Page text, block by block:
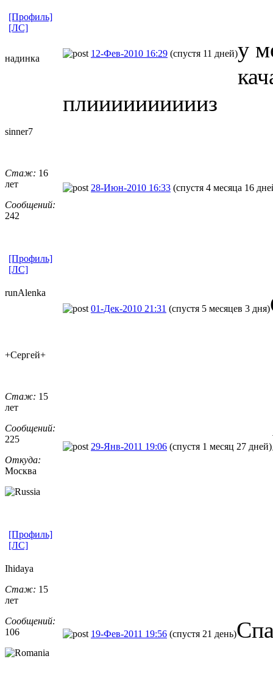
[Профиль]
[ЛС]
надинка 12-Фев-2010 16:29 (спустя 11 дней)у
плииииииииииз
sinner7
Стаж: 16
лет
Сообщений:
242
28-Июн-2010 16:33 (спустя 4 месяца 16
[Профиль]
[ЛС]
runAlenka
01-Дек-2010 21:31 (спустя 5 месяцев 3 дня)
+Сергей+
Стаж: 15
лет
Сообщений:
225
Откуда:
Москва
29-Янв-2011 19:06 (спустя 1 месяц 27 дней)
[Профиль]
[ЛС]
Ihidaya
Стаж: 15
лет
Сообщений:
106
19-Фев-2011 19:56 (спустя 21 день)